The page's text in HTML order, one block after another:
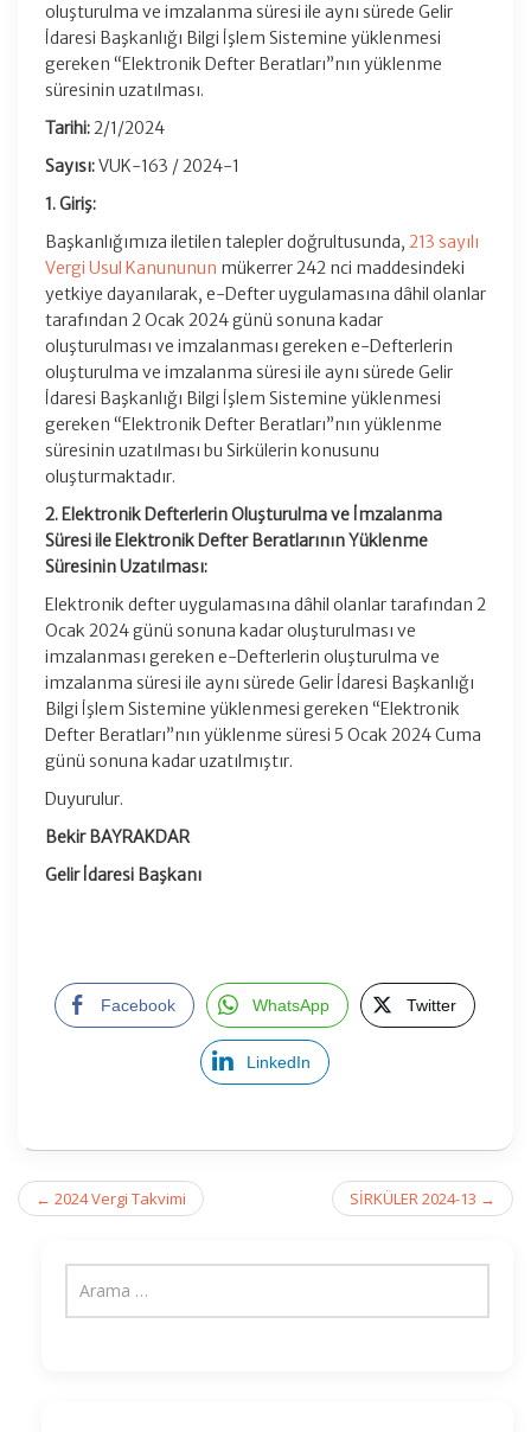
oluşturulma ve imzalanma süresi ile aynı sürede Gelir
İdaresi Başkanlığı Bilgi İşlem Sistemine yüklenmesi
gereken “Elektronik Defter Beratları”nın yüklenme
süresinin uzatılması.
Tarihi:2/1/2024
Sayısı:VUK-163 / 2024-1
1. Giriş:
Başkanlığımıza iletilen talepler doğrultusunda, 213 sayılı
Vergi Usul Kanununun mükerrer 242 nci maddesindeki
yetkiye dayanılarak, e-Defter uygulamasına dâhil olanlar
tarafından 2 Ocak 2024 günü sonuna kadar
oluşturulması ve imzalanması gereken e-Defterlerin
oluşturulma ve imzalanma süresi ile aynı sürede Gelir
İdaresi Başkanlığı Bilgi İşlem Sistemine yüklenmesi
gereken “Elektronik Defter Beratları”nın yüklenme
süresinin uzatılması bu Sirkülerin konusunu
oluşturmaktadır.
2. Elektronik Defterlerin Oluşturulma ve İmzalanma
Süresi ile Elektronik Defter Beratlarının Yüklenme
Süresinin Uzatılması:
Elektronik defter uygulamasına dâhil olanlar tarafından 2
Ocak 2024 günü sonuna kadar oluşturulması ve
imzalanması gereken e-Defterlerin oluşturulma ve
imzalanma süresi ile aynı sürede Gelir İdaresi Başkanlığı
Bilgi İşlem Sistemine yüklenmesi gereken “Elektronik
Defter Beratları”nın yüklenme süresi 5 Ocak 2024 Cuma
günü sonuna kadar uzatılmıştır.
Duyurulur.
Bekir BAYRAKDAR
Gelir İdaresi Başkanı
Facebook WhatsApp Twitter
LinkedIn
Post
navigation
← 2024 Vergi Takvimi SİRKÜLER 2024-13 →